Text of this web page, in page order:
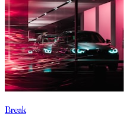
Break